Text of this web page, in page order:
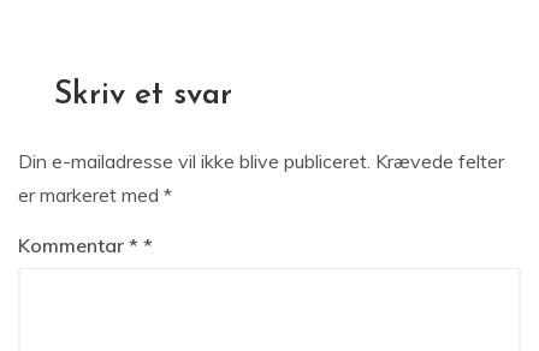
Skriv et svar
Din e-mailadresse vil ikke blive publiceret. Krævede felter
er markeret med *
Kommentar *